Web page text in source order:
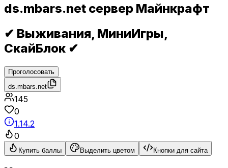
ds.mbars.net сервер Майнкрафт
✔ Выживания, МиниИгры,
СкайБлок ✔
Проголосовать
ds.mbars.net
145
0
1.14.2
0
Купить баллы Выделить цветом Кнопки для сайта